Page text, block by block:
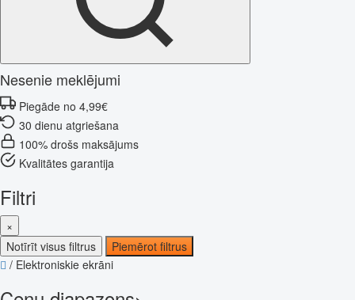
Nesenie meklējumi
Piegāde no 4,99€
30 dienu atgriešana
100% drošs maksājums
Kvalitātes garantija
Filtri
×
Notīrīt visus filtrus
Piemērot filtrus
/ Elektroniskie ekrāni